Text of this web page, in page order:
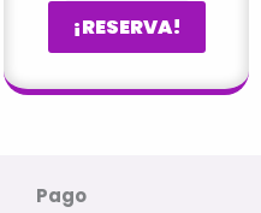
¡RESERVA!
Pago